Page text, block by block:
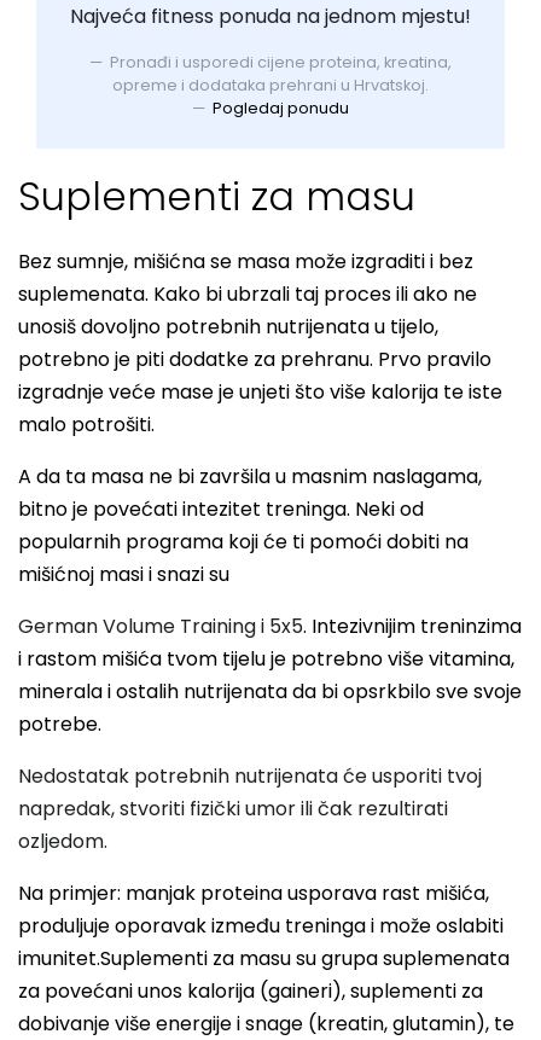
Najveća fitness ponuda na jednom mjestu!
Pronađi i usporedi cijene proteina, kreatina,
opreme i dodataka prehrani u Hrvatskoj.
Pogledaj ponudu
Suplementi za masu
Bez sumnje, mišićna se masa može izgraditi i bez
suplemenata. Kako bi ubrzali taj proces ili ako ne
unosiš dovoljno potrebnih nutrijenata u tijelo,
potrebno je piti dodatke za prehranu. Prvo pravilo
izgradnje veće mase je unjeti što više kalorija te iste
malo potrošiti.
A da ta masa ne bi završila u masnim naslagama,
bitno je povećati intezitet treninga. Neki od
popularnih programa koji će ti pomoći dobiti na
mišićnoj masi i snazi su
German Volume Training i 5x5. Intezivnijim treninzima
i rastom mišića tvom tijelu je potrebno više vitamina,
minerala i ostalih nutrijenata da bi opsrkbilo sve svoje
potrebe.
Nedostatak potrebnih nutrijenata će usporiti tvoj
napredak, stvoriti fizički umor ili čak rezultirati
ozljedom.
Na primjer: manjak proteina usporava rast mišića,
produljuje oporavak između treninga i može oslabiti
imunitet.Suplementi za masu su grupa suplemenata
za povećani unos kalorija (gaineri), suplementi za
dobivanje više energije i snage (kreatin, glutamin), te